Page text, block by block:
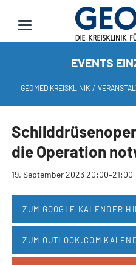
EVENTS
GEOMED KREISKLINIK
die Operation
19. September 2023 20:00–21:00
ZUM GOOGLE KALENDER
ZUM OUTLOOK.COM